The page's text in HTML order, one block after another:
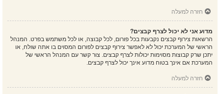
חזרה למעלה
מדוע אני לא יכול לצרף קבצים?
הרשאות צירוף קבצים נקבעות בכל פורום, לכל קבוצה, או לכל משתמש בפרט. המנהל
הראשי של המערכת יכול לא לאפשר צירוף קבצים לפורום המסוים בו אתה שולח, או
יתכן שרק קבוצות מסוימות יכולות לצרף קבצים. צור קשר עם המנהל הראשי של
המערכת אם אינך בטוח מדוע אינך יכול לצרף קבצים.
חזרה למעלה